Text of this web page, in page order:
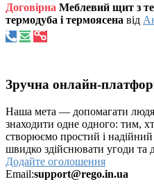
Договірна Меблевий щит з
термодуба і термоясена від
Зручна онлайн-
Наша мета — допомагати
знаходити одне одного: тим,
створюємо простий і
швидко здійснювати угоди та
Додайте оголошення
Email:support@rego.in.ua